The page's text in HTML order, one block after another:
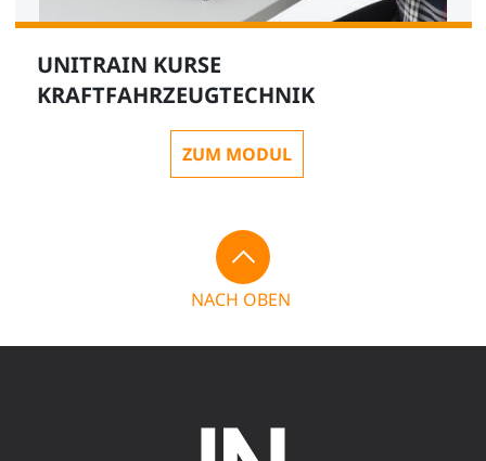
UNITRAIN KURSE
KRAFTFAHRZEUGTECHNIK
ZUM MODUL
NACH OBEN